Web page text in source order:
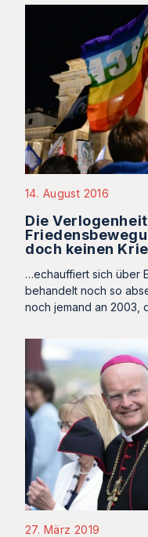
14. August 2016
Die
doch keinen
…echauffiert sich über
behandelt noch so
noch jemand an 2003,
27. März 2019